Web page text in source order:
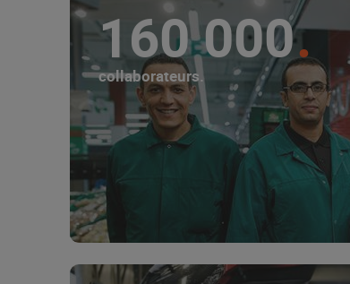
160 000
collaborateurs.